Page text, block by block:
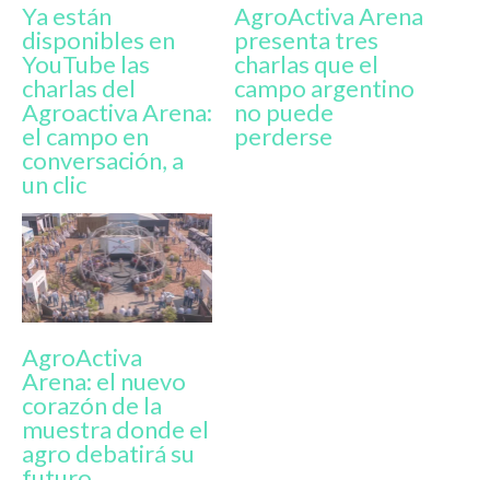
Ya están
disponibles en
YouTube las
charlas del
Agroactiva Arena:
el campo en
conversación, a
un clic
AgroActiva Arena
presenta tres
charlas que el
campo argentino
no puede
perderse
AgroActiva
Arena: el nuevo
corazón de la
muestra donde el
agro debatirá su